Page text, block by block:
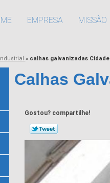
EMPRESA MISSÃO
» calhas galvanizadas
Calhas
Gostou? compartilhe!